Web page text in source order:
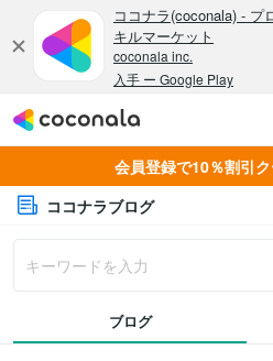
会員登録で10％割引
ココナラブログ
ブログ